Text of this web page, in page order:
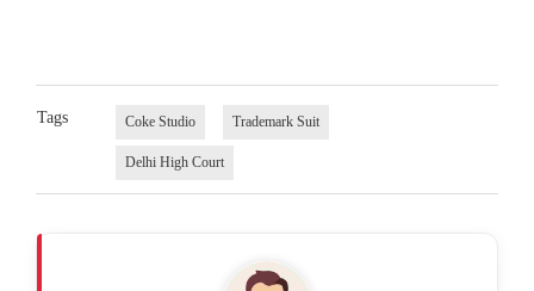
Tags Coke Studio Trademark Suit
Delhi High Court